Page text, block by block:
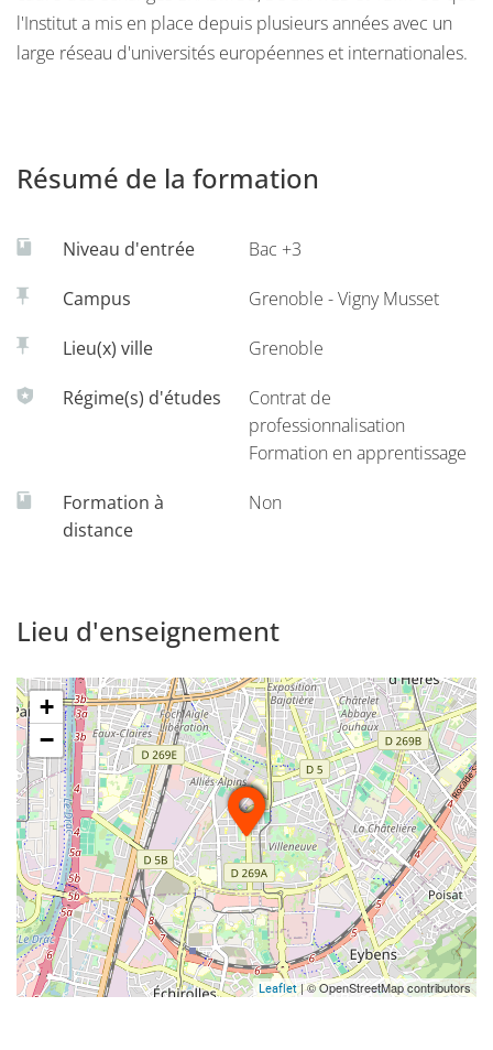
cette ouverture culturelle, l'Institut d'Urbanisme et de
Géographie Alpine s'appuie sur son expérience de
l'Institut a mis en place depuis plusieurs années avec un
large réseau d'universités européennes et internationales.
Résumé de la formation
Niveau d'entrée Bac +3
Campus Grenoble - Vigny Musset
Lieu(x) ville Grenoble
Régime(s) d'études
Contrat de
professionnalisation
Formation en apprentissage
Formation à
distance
Non
Lieu d'enseignement
+
−
Leaflet| © OpenStreetMap contributors